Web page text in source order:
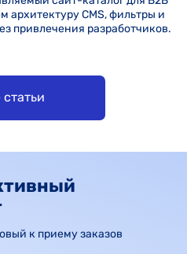
архитектуру CMS, фильтры и
привлечения разработчиков.
статьи
к приему заказов